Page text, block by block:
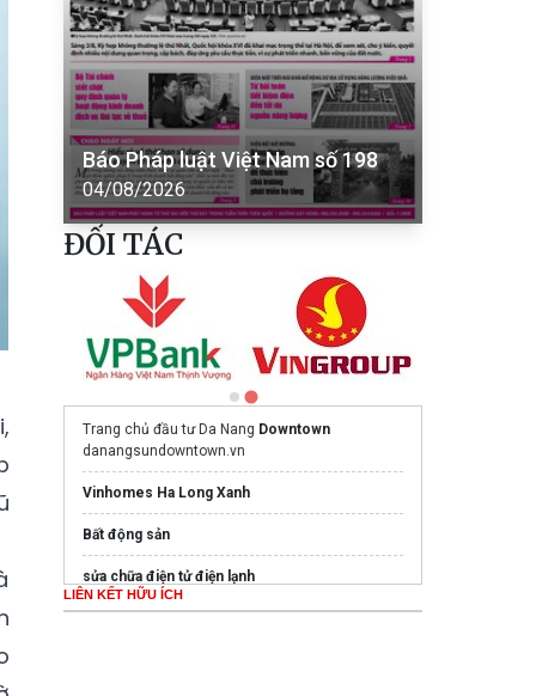
Báo Pháp luật Việt Nam số 198
04/08/2026
ĐỐI TÁC
Trang chủ đầu tư Da Nang Downtown
danangsundowntown.vn
Vinhomes Ha Long Xanh
Bất động sản
sửa chữa điện tử điện lạnh
LIÊN KẾT HỮU ÍCH